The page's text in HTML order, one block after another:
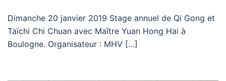
Dimanche 20 janvier 2019 Stage annuel de Qi Gong et
Taïchi Chi Chuan avec Maître Yuan Hong Hai à
Boulogne. Organisateur : MHV […]